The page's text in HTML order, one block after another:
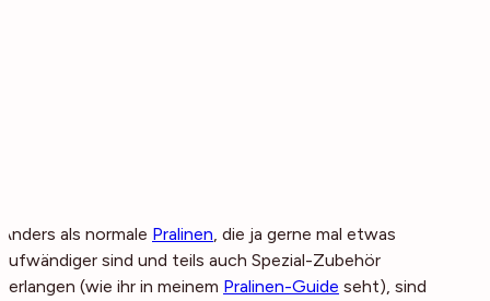
Anders als normale Pralinen, die ja gerne mal etwas
aufwändiger sind und teils auch Spezial-Zubehör
verlangen (wie ihr in meinem Pralinen-Guide seht), sind